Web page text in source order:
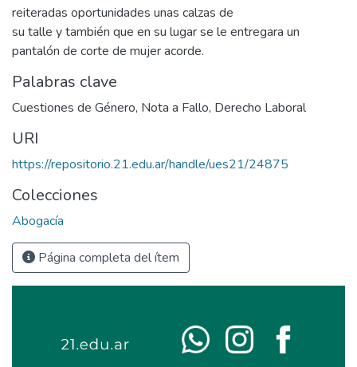
reiteradas oportunidades unas calzas de
su talle y también que en su lugar se le entregara un
pantalón de corte de mujer acorde.
Palabras clave
Cuestiones de Género, Nota a Fallo, Derecho Laboral
URI
https://repositorio.21.edu.ar/handle/ues21/24875
Colecciones
Abogacía
Página completa del ítem